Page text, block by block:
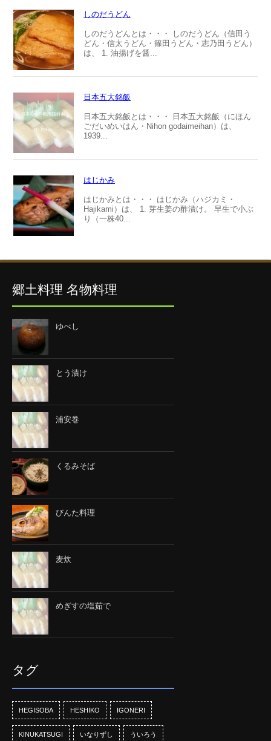
しのだうどん
しのだうどんとは・・・ しのだうどん（信田う
どん・信太うどん・篠田うどん・志乃田うどん）
は、 1. 油揚げを醤...
日本五大銘飯
日本五大銘飯とは・・・ 日本五大銘飯（にほん
ごだいめいはん・Nihon godaimeihan）は、
1939...
はじかみ
はじかみとは・・・ はじかみ（ハジカミ・
Hajikami）は、 1. 芽生姜の酢漬け。 早生で小ぶ
り（一株40...
郷土料理 名物料理
ゆべし
とう漬け
浦安巻
くるみそば
びんた料理
麦炊
めぎすの塩茹で
タグ
HEGISOBA HESHIKO IGONERI
KINUKATSUGI いなりずし ういろう